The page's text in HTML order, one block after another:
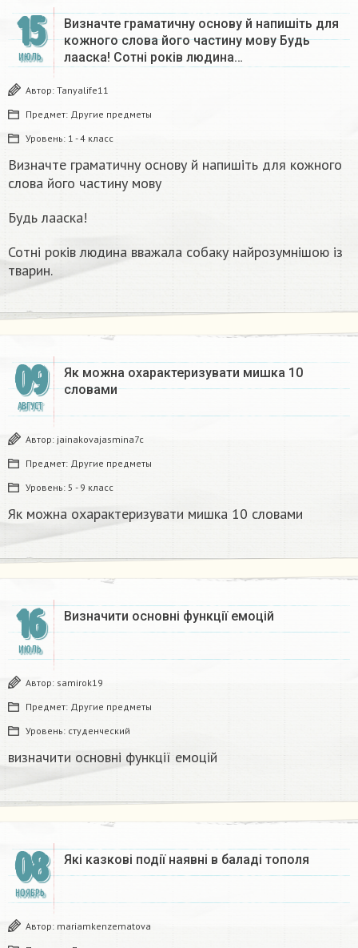
15
ИЮЛЬ
Визначте граматичну основу й напишіть для
кожного слова його частину мову Будь
лааска! Сотні років людина…
Автор: Tanyalife11
Предмет: Другие предметы
Уровень: 1 - 4 класс
Визначте граматичну основу й напишіть для кожного
слова його частину мову
Будь лааска!
Сотні років людина вважала собаку найрозумнішою із
тварин.
09
АВГУСТ
Як можна охарактеризувати мишка 10
словами
Автор: jainakovajasmina7c
Предмет: Другие предметы
Уровень: 5 - 9 класс
Як можна охарактеризувати мишка 10 словами
16
ИЮЛЬ
Визначити основні функції емоцій​
Автор: samirok19
Предмет: Другие предметы
Уровень: студенческий
визначити основні функції емоцій​
08
НОЯБРЬ
Які казкові події наявні в баладі тополя​
Автор: mariamkenzematova